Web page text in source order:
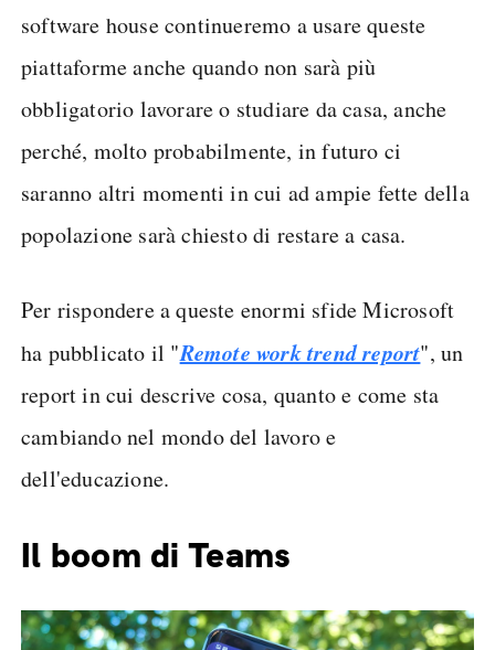
software house continueremo a usare queste
piattaforme anche quando non sarà più
obbligatorio lavorare o studiare da casa, anche
perché, molto probabilmente, in futuro ci
saranno altri momenti in cui ad ampie fette della
popolazione sarà chiesto di restare a casa.
Per rispondere a queste enormi sfide Microsoft
ha pubblicato il "Remote work trend report", un
report in cui descrive cosa, quanto e come sta
cambiando nel mondo del lavoro e
dell'educazione.
Il boom di Teams